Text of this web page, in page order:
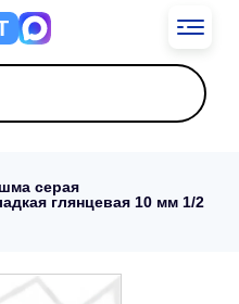
серая
глянцевая 10 мм 1/2